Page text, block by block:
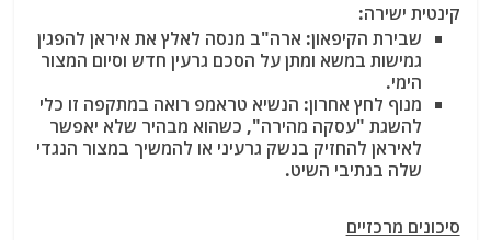
קינטית ישירה:
שבירת הקיפאון: ארה"ב מנסה לאלץ את איראן להפגין
גמישות במשא ומתן על הסכם גרעין חדש וסיום המצור
הימי.
מנוף לחץ אחרון: הנשיא טראמפ רואה במתקפה זו כלי
להשגת "עסקה מהירה", כשהוא מבהיר שלא יאפשר
לאיראן להחזיק בנשק גרעיני או להמשיך במצור הנגדי
שלה בנתיבי השיט.
סיכונים מרכזיים